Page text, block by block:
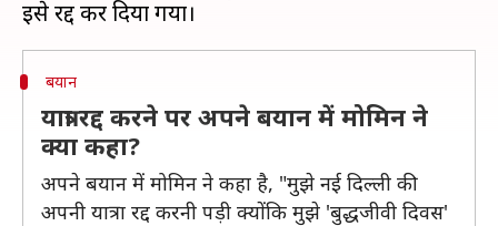
बयान
यात्रा रद्द करने पर अपने बयान में मोमिन ने
क्या कहा?
अपने बयान में मोमिन ने कहा है, "मुझे नई दिल्ली की
अपनी यात्रा रद्द करनी पड़ी क्योंकि मुझे 'बुद्धजीवी दिवस'